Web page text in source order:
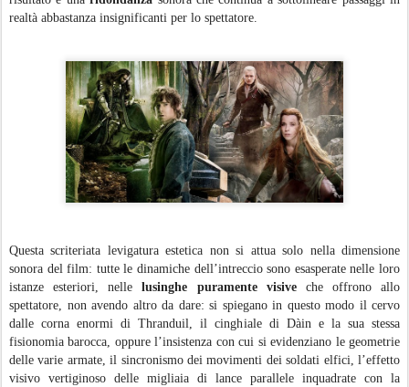
realtà abbastanza insignificanti per lo spettatore.
Questa scriteriata levigatura estetica non si attua solo nella dimensione
sonora del film: tutte le dinamiche dell’intreccio sono esasperate nelle loro
istanze esteriori, nellelusinghe puramente visiveche offrono allo
spettatore, non avendo altro da dare: si spiegano in questo modo il cervo
dalle corna enormi di Thranduil, il cinghiale di Dàin e la sua stessa
fisionomia barocca, oppure l’insistenza con cui si evidenziano le geometrie
delle varie armate, il sincronismo dei movimenti dei soldati elfici, l’effetto
visivo vertiginoso delle migliaia di lance parallele inquadrate con la